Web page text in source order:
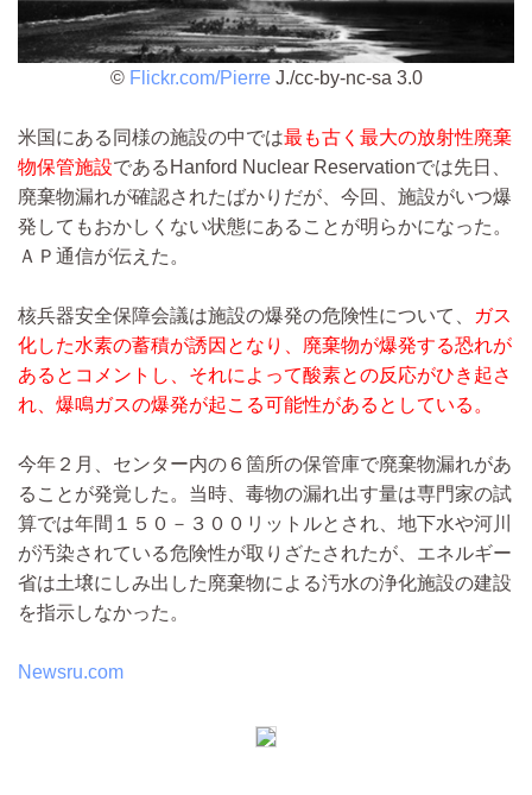
© Flickr.com/PierreJ./cc-by-nc-sa 3.0
米国にある同様の施設の中では最も古く最大の放射性廃棄
物保管施設であるHanford Nuclear Reservationでは先日、
廃棄物漏れが確認されたばかりだが、今回、施設がいつ爆
発してもおかしくない状態にあることが明らかになった。
ＡＰ通信が伝えた。
核兵器安全保障会議は施設の爆発の危険性について、
ガス
化した水素の蓄積が誘因となり、廃棄物が爆発する恐れが
あるとコメントし、それによって酸素との反応がひき起さ
れ、爆鳴ガスの爆発が起こる可能性があるとしている。
今年２月、センター内の６箇所の保管庫で廃棄物漏れがあ
ることが発覚した。当時、毒物の漏れ出す量は専門家の試
算では年間１５０－３００リットルとされ、地下水や河川
が汚染されている危険性が取りざたされたが、エネルギー
省は土壌にしみ出した廃棄物による汚水の浄化施設の建設
を指示しなかった。
Newsru.com